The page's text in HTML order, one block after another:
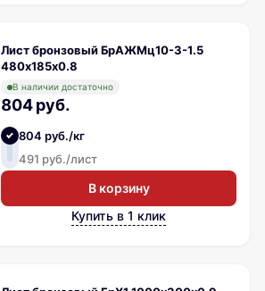
Лист бронзовый БрАЖМц10-3-1.5
480х185х0.8
В наличии достаточно
804 руб.
804 руб./кг
491 руб./лист
В корзину
Купить в 1 клик